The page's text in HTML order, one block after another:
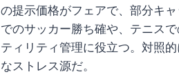
の提示価格がフェアで、部分キ
でのサッカー勝ち確や、テニス
ティリティ管理に役立つ。対照
なストレス源だ。